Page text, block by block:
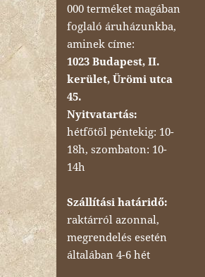
000 terméket magában
foglaló áruházunkba,
aminek címe:
1023 Budapest, II.
kerület, Ürömi utca
45.
Nyitvatartás:
hétfőtől péntekig: 10-
18h, szombaton: 10-
14h
Szállítási határidő:
raktárról azonnal,
megrendelés esetén
általában 4-6 hét